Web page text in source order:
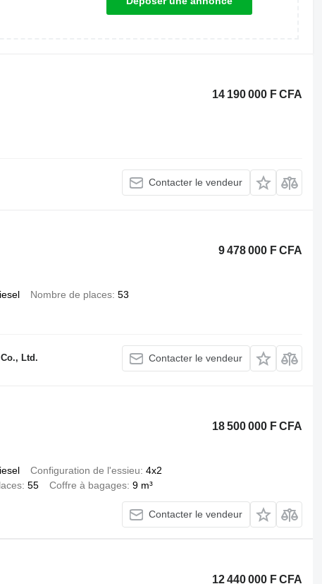
14 190 000 F CFA
Contacter le vendeur
9 478 000 F CFA
Nombre de places 53
Ltd. Contacter le vendeur
18 500 000 F CFA
Configuration de l'essieu 4x2
55 Coffre à bagages 9 m³
Contacter le vendeur
12 440 000 F CFA